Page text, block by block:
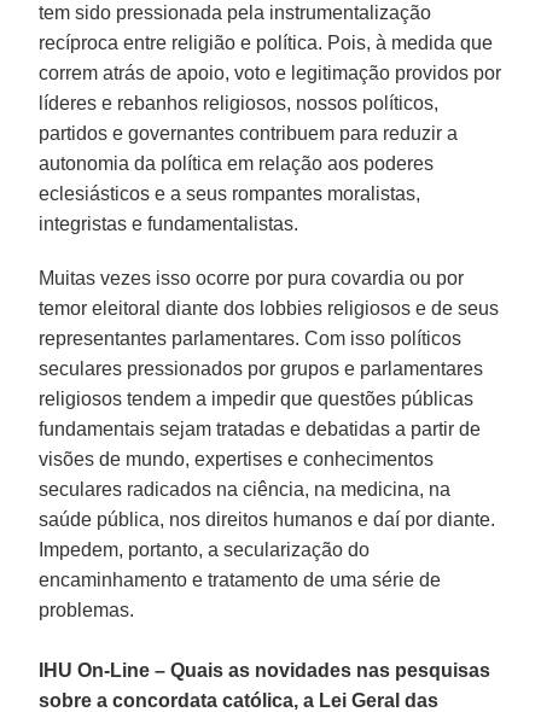
tem sido pressionada pela instrumentalização
recíproca entre religião e política. Pois, à medida que
correm atrás de apoio, voto e legitimação providos por
líderes e rebanhos religiosos, nossos políticos,
partidos e governantes contribuem para reduzir a
autonomia da política em relação aos poderes
eclesiásticos e a seus rompantes moralistas,
integristas e fundamentalistas.
Muitas vezes isso ocorre por pura covardia ou por
temor eleitoral diante dos lobbies religiosos e de seus
representantes parlamentares. Com isso políticos
seculares pressionados por grupos e parlamentares
religiosos tendem a impedir que questões públicas
fundamentais sejam tratadas e debatidas a partir de
visões de mundo, expertises e conhecimentos
seculares radicados na ciência, na medicina, na
saúde pública, nos direitos humanos e daí por diante.
Impedem, portanto, a secularização do
encaminhamento e tratamento de uma série de
problemas.
IHU On-Line – Quais as novidades nas pesquisas
sobre a concordata católica, a Lei Geral das